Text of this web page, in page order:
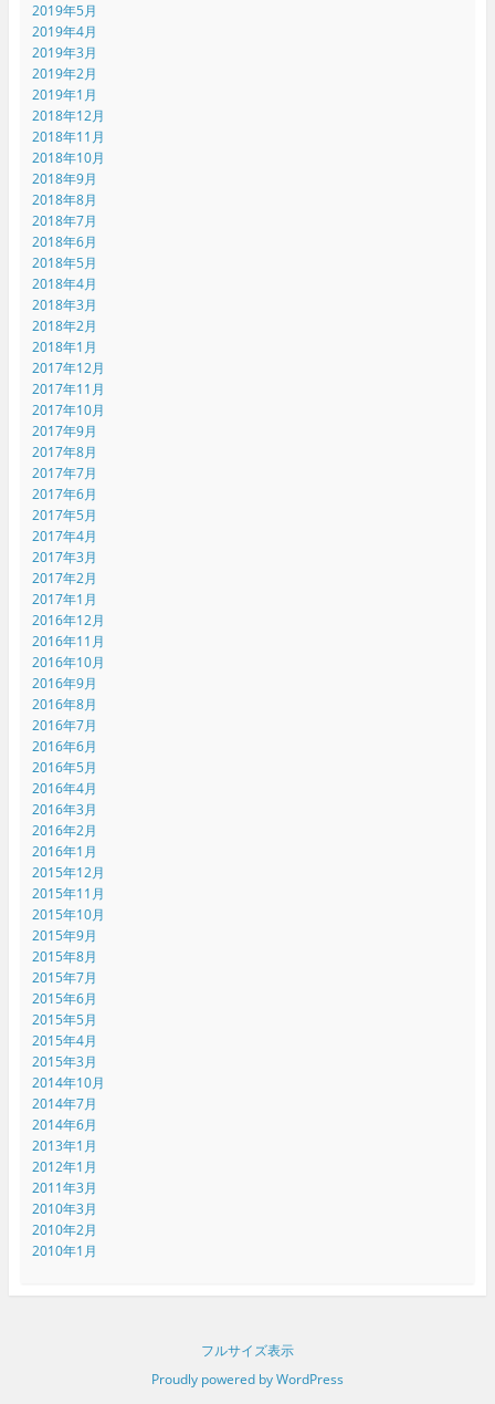
2019年5月
2019年4月
2019年3月
2019年2月
2019年1月
2018年12月
2018年11月
2018年10月
2018年9月
2018年8月
2018年7月
2018年6月
2018年5月
2018年4月
2018年3月
2018年2月
2018年1月
2017年12月
2017年11月
2017年10月
2017年9月
2017年8月
2017年7月
2017年6月
2017年5月
2017年4月
2017年3月
2017年2月
2017年1月
2016年12月
2016年11月
2016年10月
2016年9月
2016年8月
2016年7月
2016年6月
2016年5月
2016年4月
2016年3月
2016年2月
2016年1月
2015年12月
2015年11月
2015年10月
2015年9月
2015年8月
2015年7月
2015年6月
2015年5月
2015年4月
2015年3月
2014年10月
2014年7月
2014年6月
2013年1月
2012年1月
2011年3月
2010年3月
2010年2月
2010年1月
フルサイズ表示
Proudly powered by WordPress